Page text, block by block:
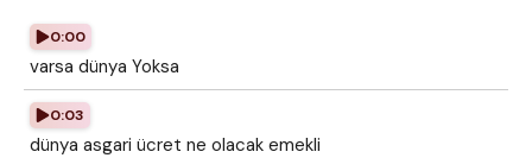
0:00
varsa dünya Yoksa
0:03
dünya asgari ücret ne olacak emekli